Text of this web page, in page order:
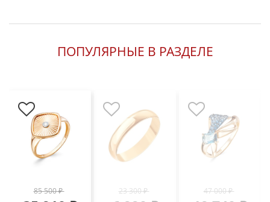
ПОПУЛЯРНЫЕ В РАЗДЕЛЕ
85 500 ₽ 23 300 ₽ 47 000 ₽